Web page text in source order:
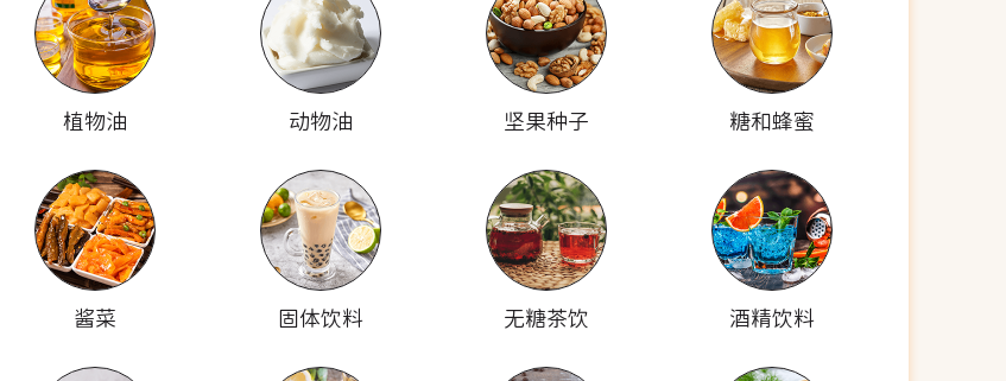
植物油 动物油 坚果种子 糖和蜂蜜
酱菜 固体饮料 无糖茶饮 酒精饮料